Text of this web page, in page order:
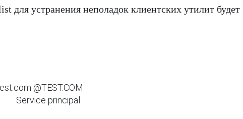
для устранения неполадок клиентских утилит будет
@TEST.COM
Service principal